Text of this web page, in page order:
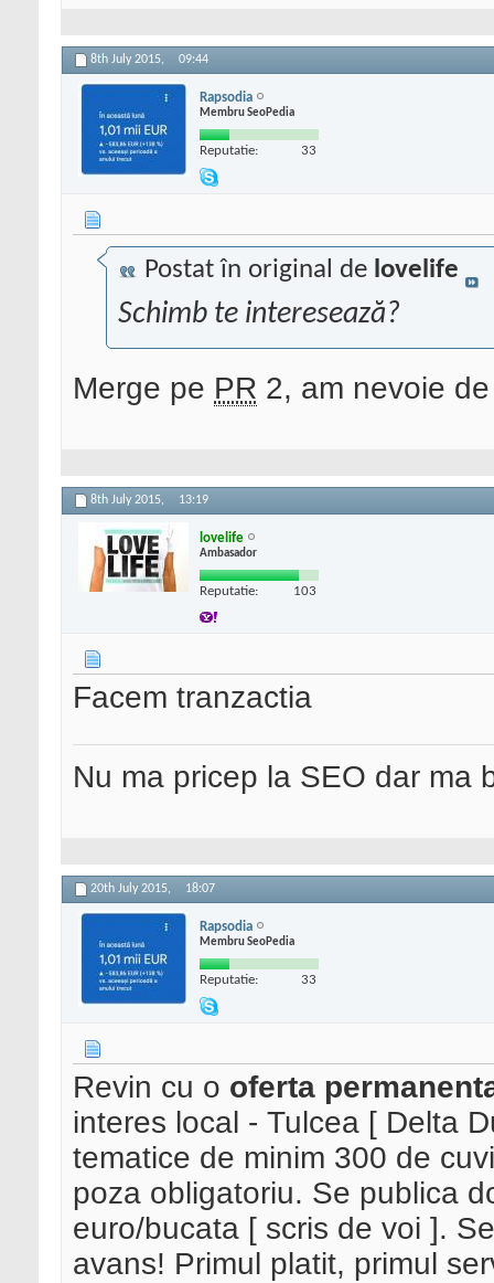
8th July 2015, 09:44
Rapsodia
Membru SeoPedia
Reputatie: 33
Postat în original de lovelife
Schimb te interesează?
Merge pe PR 2, am nevoie
8th July 2015, 13:19
lovelife
Ambasador
Reputatie: 103
Facem tranzactia
Nu ma pricep la SEO dar ma
20th July 2015, 18:07
Rapsodia
Membru SeoPedia
Reputatie: 33
Revin cu o oferta
interes local - Tulcea [ Delta
tematice de minim 300 de
poza obligatoriu. Se publica
euro/bucata [ scris de voi ].
avans! Primul platit, primul